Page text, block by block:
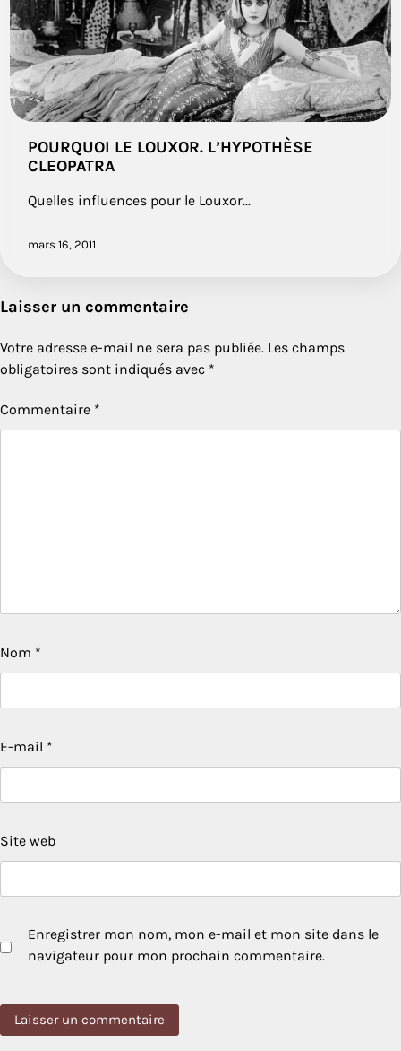
POURQUOI LE LOUXOR. L’HYPOTHÈSE
CLEOPATRA
Quelles influences pour le Louxor...
mars 16, 2011
Laisser un commentaire
Votre adresse e-mail ne sera pas publiée. Les champs
obligatoires sont indiqués avec *
Commentaire *
Nom *
E-mail *
Site web
Enregistrer mon nom, mon e-mail et mon site dans le
navigateur pour mon prochain commentaire.